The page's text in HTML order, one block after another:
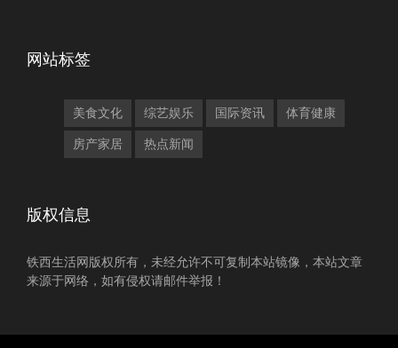
网站标签
美食文化 综艺娱乐 国际资讯 体育健康
房产家居 热点新闻
版权信息
铁西生活网版权所有，未经允许不可复制本站镜像，本站文章
来源于网络，如有侵权请邮件举报！